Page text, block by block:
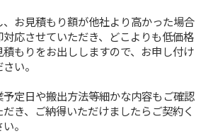
、お見積もり額が他社より高かった場合
対応させていただき、どこよりも低価格
積もりをお出ししますので、お申し付け
い。
予定日や搬出方法等細かな内容もご確認
だき、ご納得いただけましたらご契約く
。